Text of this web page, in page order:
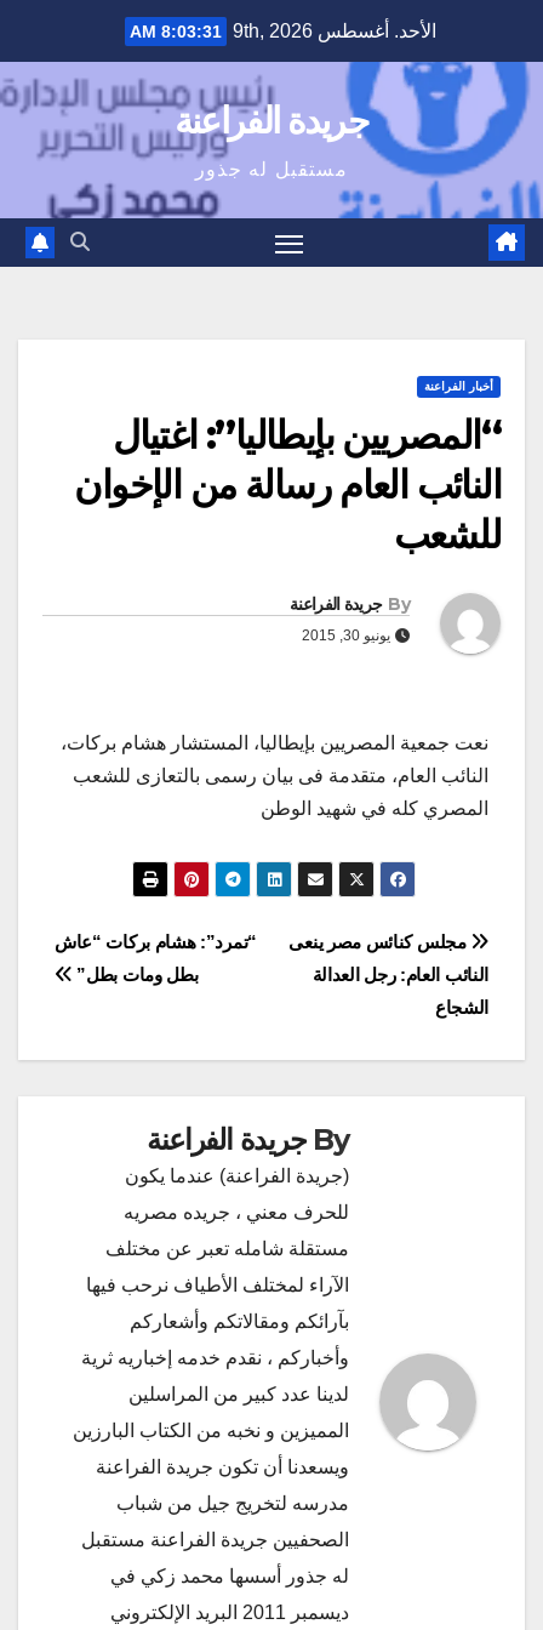
content
الأحد. أغسطس 9th, 2026 8:03:32 AM
جريدة الفراعنة
مستقبل له جذور
أخبار الفراعنة
“المصريين بإيطاليا”: اغتيال
النائب العام رسالة من الإخوان
للشعب
By جريدة الفراعنة
يونيو 30, 2015
نعت جمعية المصريين بإيطاليا، المستشار هشام بركات،
النائب العام، متقدمة فى بيان رسمى بالتعازى للشعب
المصري كله في شهيد الوطن
تصفّح
المقالات
“تمرد”: هشام بركات “عاش
بطل ومات بطل”
مجلس كنائس مصر ينعى
النائب العام: رجل العدالة
الشجاع
By جريدة الفراعنة
(جريدة الفراعنة) عندما يكون
للحرف معني ، جريده مصريه
مستقلة شامله تعبر عن مختلف
الآراء لمختلف الأطياف نرحب فيها
بآرائكم ومقالاتكم وأشعاركم
وأخباركم ، نقدم خدمه إخباريه ثرية
لدينا عدد كبير من المراسلين
المميزين و نخبه من الكتاب البارزين
ويسعدنا أن تكون جريدة الفراعنة
مدرسه لتخريج جيل من شباب
الصحفيين جريدة الفراعنة مستقبل
له جذور أسسها محمد زكي في
ديسمبر 2011 البريد الإلكتروني